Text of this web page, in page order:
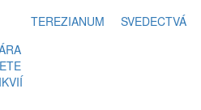
TEREZIANUM SVEDECTVÁ